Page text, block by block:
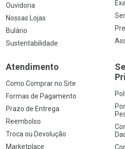
Ouvidoria
Nossas Lojas
Bulário
Sustentabilidade
Atendimento
Como Comprar no Site
Formas de Pagamento
Prazo de Entrega
Reembolso
Troca ou Devolução
Marketplace